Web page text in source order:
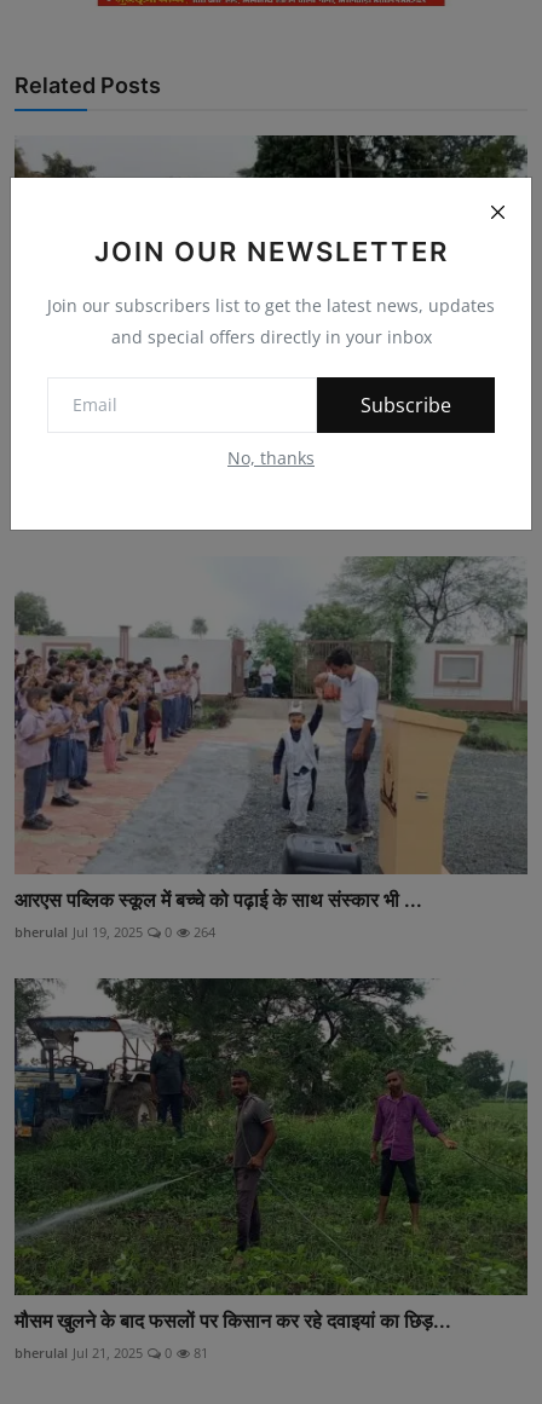
JOIN OUR NEWSLETTER
Join our subscribers list to get the latest news, updates
and special offers directly in your inbox
Subscribe
No, thanks
Related Posts
आरएस पब्लिक स्कूल में बच्चे को पढ़ाई के साथ संस्कार भी ...
bherulal Jul 19, 2025 0 264
मौसम खुलने के बाद फसलों पर किसान कर रहे दवाइयां का छिड़...
bherulal Jul 21, 2025 0 81